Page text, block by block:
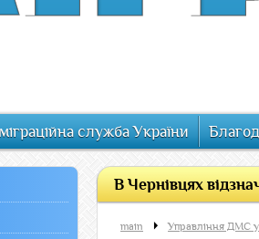
служба України
В Чернівцях
main Управління ДМС у